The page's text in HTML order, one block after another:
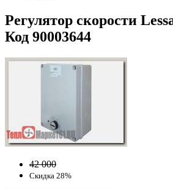
Регулятор скорости
Код 90003644
42 000
Скидка 28%